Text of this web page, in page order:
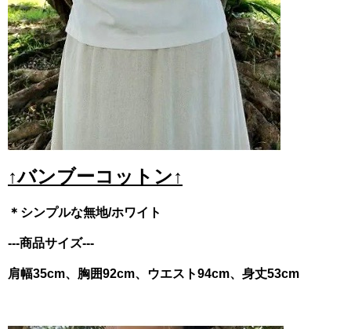
↑バンブーコットン↑
＊シンプルな無地/ホワイト
---商品サイズ---
肩幅35cm、胸囲92cm、ウエスト94cm、身丈53cm